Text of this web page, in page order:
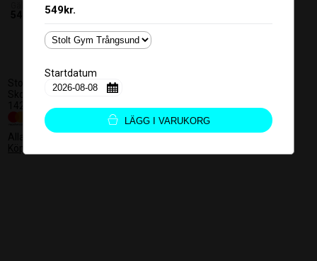
Gäller för dig som fyllt 19 år....
549kr.
Startdatum
LÄGG I VARUKORG
Stolt Gym AB
Skogås Torgväg 3
142 30 Skogås